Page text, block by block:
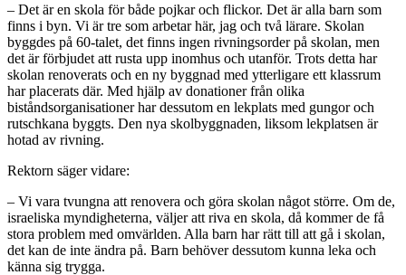
– Det är en skola för både pojkar och flickor. Det är alla barn som
finns i byn. Vi är tre som arbetar här, jag och två lärare. Skolan
byggdes på 60-talet, det finns ingen rivningsorder på skolan, men
det är förbjudet att rusta upp inomhus och utanför. Trots detta har
skolan renoverats och en ny byggnad med ytterligare ett klassrum
har placerats där. Med hjälp av donationer från olika
biståndsorganisationer har dessutom en lekplats med gungor och
rutschkana byggts. Den nya skolbyggnaden, liksom lekplatsen är
hotad av rivning.
Rektorn säger vidare:
– Vi vara tvungna att renovera och göra skolan något större. Om de,
israeliska myndigheterna, väljer att riva en skola, då kommer de få
stora problem med omvärlden. Alla barn har rätt till att gå i skolan,
det kan de inte ändra på. Barn behöver dessutom kunna leka och
känna sig trygga.